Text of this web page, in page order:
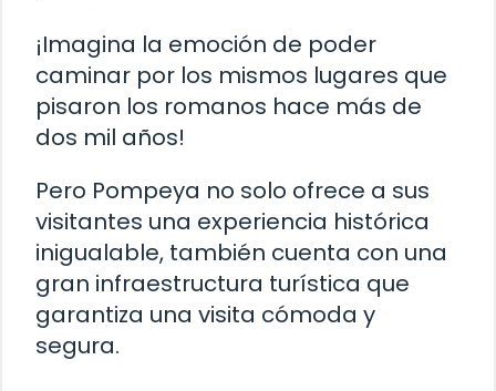
¡Imagina la emoción de poder
caminar por los mismos lugares que
pisaron los romanos hace más de
dos mil años!
Pero Pompeya no solo ofrece a sus
visitantes una experiencia histórica
inigualable, también cuenta con una
gran infraestructura turística que
garantiza una visita cómoda y
segura.